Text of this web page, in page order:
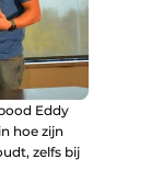
Eddy
hoe zijn
zelfs bij